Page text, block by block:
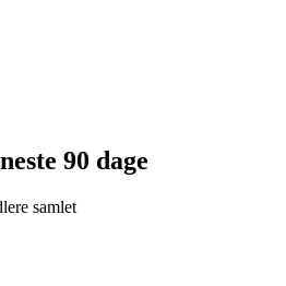
90 dage
samlet